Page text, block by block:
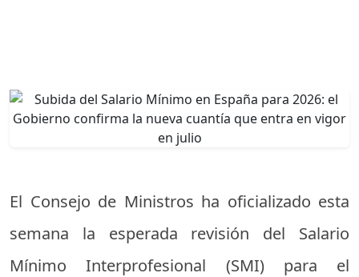
El Consejo de Ministros ha oficializado esta
semana la esperada revisión del Salario
Mínimo Interprofesional (SMI) para el